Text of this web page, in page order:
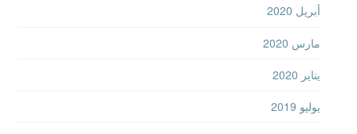
أبريل 2020
مارس 2020
يناير 2020
يوليو 2019